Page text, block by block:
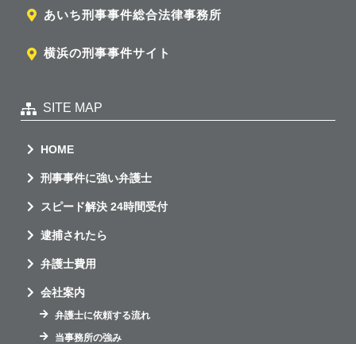
あいち刑事事件総合法律事務所
横浜の刑事事件サイト
SITE MAP
HOME
刑事事件に強い弁護士
スピード解決 24時間受付
逮捕されたら
弁護士費用
会社案内
弁護士に依頼する流れ
当事務所の強み